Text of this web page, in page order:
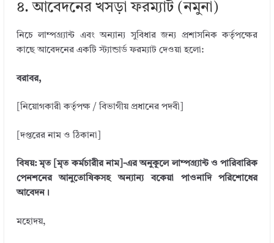
৪. আবেদনের খসড়া ফরম্যাট (নমুনা)
নিচে লাম্পগ্র্যান্ট এবং অন্যান্য সুবিধার জন্য প্রশাসনিক কর্তৃপক্ষের
কাছে আবেদনের একটি স্ট্যান্ডার্ড ফরম্যাট দেওয়া হলো:
বরাবর,
[নিয়োগকারী কর্তৃপক্ষ / বিভাগীয় প্রধানের পদবী]
[দপ্তরের নাম ও ঠিকানা]
বিষয়: মৃত [মৃত কর্মচারীর নাম]-এর অনুকূলে লাম্পগ্র্যান্ট ও পারিবারিক
পেনশনের আনুতোষিকসহ অন্যান্য বকেয়া পাওনাদি পরিশোধের
আবেদন।
মহোদয়,